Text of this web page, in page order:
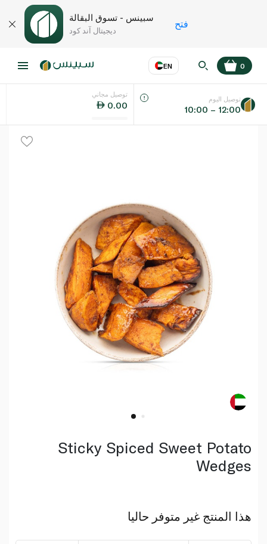
سبينس - تسوق البقالة
ديجيتال آند كود
فتح
EN
اللغة عر
0
توصيل مجاني
0.00
توصيل اليوم
10:00 – 12:00
Sticky Spiced Sweet Potato
Wedges
هذا المنتج غير متوفر حاليا